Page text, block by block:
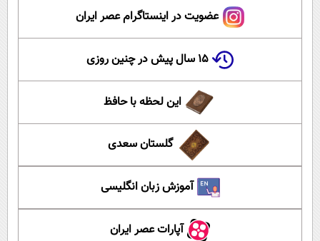
عضویت در اینستاگرام عصر ایران
۱۵ سال پیش در چنین روزی
این لحظه با حافظ
گلستان سعدی
آموزش زبان انگلیسی
آپارات عصر ایران